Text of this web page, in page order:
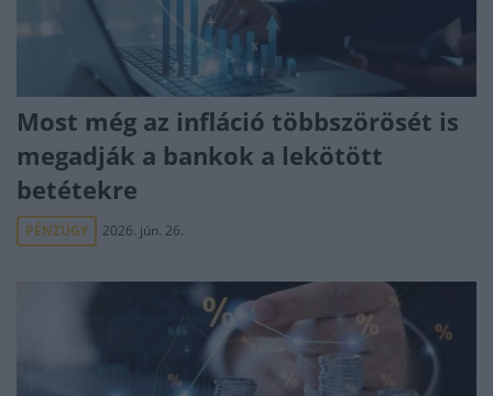
Most még az infláció többszörösét is
megadják a bankok a lekötött
betétekre
PÉNZÜGY 2026. jún. 26.